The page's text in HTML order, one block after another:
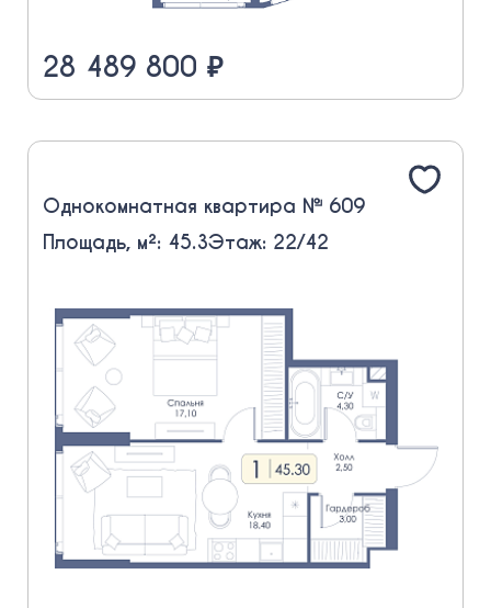
28 489 800 ₽
Однокомнатная квартира № 609
Площадь, м²: 45.3Этаж: 22/42